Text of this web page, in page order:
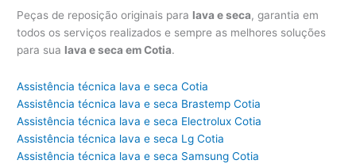
Peças de reposição originais para lava e seca, garantia em
todos os serviços realizados e sempre as melhores soluções
para sua lava e seca em Cotia.
Assistência técnica lava e seca Cotia
Assistência técnica lava e seca Brastemp Cotia
Assistência técnica lava e seca Electrolux Cotia
Assistência técnica lava e seca Lg Cotia
Assistência técnica lava e seca Samsung Cotia